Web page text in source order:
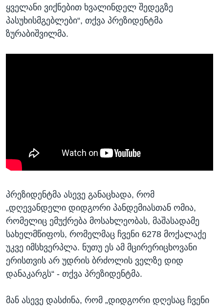
ყველანი ვიქნებით ხვალინდელ შედეგზე
პასუხისმგებლები“, თქვა პრეზიდენტმა
ზურაბიშვილმა.
პრეზიდენტმა ასევე განაცხადა, რომ
„დღევანდელი დიდგორი პანდემიასთან ომია,
რომელიც ემუქრება მოსახლეობას, მაშასადამე
სახელმწიფოს, რომელმაც ჩვენი 6278 მოქალაქე
უკვე იმსხვერპლა. ნუთუ ეს ამ მცირერიცხოვანი
ერისთვის არ უდრის ბრძოლის ველზე დიდ
დანაკარგს“ - თქვა პრეზიდენტმა.
მან ასევე დასძინა, რომ „დიდგორი დღესაც ჩვენი